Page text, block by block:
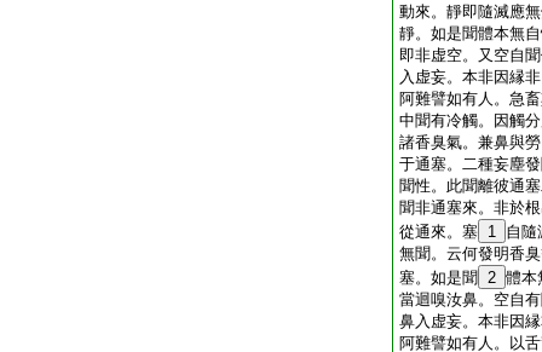
動來。靜即隨滅應
靜。如是聞體本無
即非虚空。又空自
入虚妄。本非因縁
阿難譬如有人。急
中聞有冷觸。因觸
諸香臭氣。兼鼻與
于通塞。二種妄塵
聞性。此聞離彼通
聞非通塞來。非於
從通來。塞 1 自隨
無聞。云何發明香
塞。如是聞 2 體本
當迴嗅汝鼻。空自
鼻入虚妄。本非因
阿難譬如有人。以